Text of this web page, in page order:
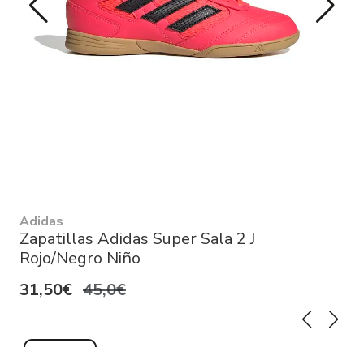
Adidas
Zapatillas Adidas Super Sala 2 J
Rojo/Negro Niño
31,50€ 45,0€